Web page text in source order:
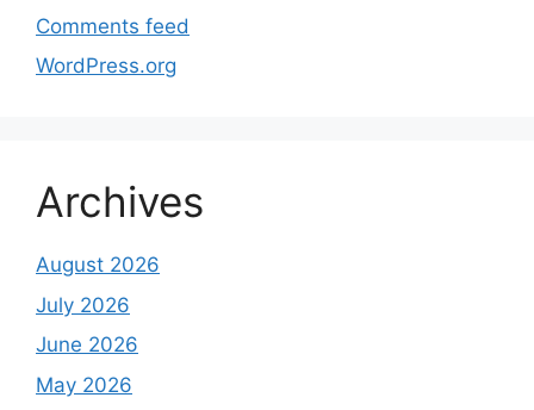
Comments feed
WordPress.org
Archives
August 2026
July 2026
June 2026
May 2026